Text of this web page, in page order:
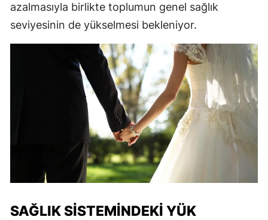
azalmasıyla birlikte toplumun genel sağlık
seviyesinin de yükselmesi bekleniyor.
SAĞLIK SISTEMINDEKI YÜK